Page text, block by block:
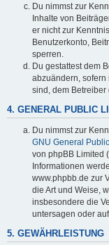
Du nimmst zur
Inhalte von
er nicht zur
Benutzerkonto,
sperren.
Du gestattest dem
abzuändern,
sind, dem Betreiber
4. GENERAL PUBLIC
Du nimmst zur
GNU General
von phpBB Limited
Informationen
www.phpbb.de zur
die Art und Weise,
insbesondere die
untersagen oder
5. GEWÄHRLEISTUNG